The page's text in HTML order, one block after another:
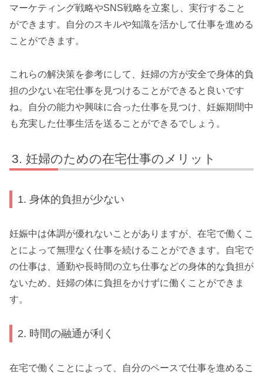
マーケティング戦略やSNS戦略を立案し、実行すること
ができます。自分のスキルや知識を活かして仕事を進める
ことができます。
これらの解決策を参考にして、妊婦の方が安全で身体的負
担の少ない在宅仕事を見つけることができると良いです
ね。自分の能力や興味に合った仕事を見つけ、妊娠期間中
も充実した仕事生活を送ることができるでしょう。
妊婦のための在宅仕事のメリット
1. 身体的負担が少ない
妊娠中は体調が優れないことがありますが、在宅で働くこ
とによって無理なく仕事を続けることができます。自宅で
の仕事は、通勤や長時間の立ち仕事などの身体的な負担が
ないため、妊婦の体に負担をかけずに働くことができま
す。
2. 時間の融通が利く
在宅で働くことによって、自分のペースで仕事を進めるこ